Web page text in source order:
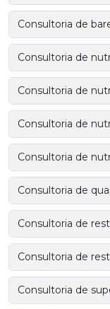
Consultoria de
Consultoria de
Consultoria de
Consultoria de
Consultoria de
Consultoria de
Consultoria de
Consultoria de
Consultoria de